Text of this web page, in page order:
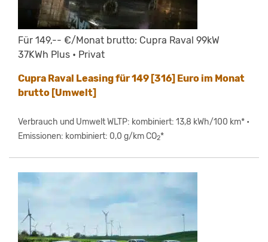
Für 149,-- €/Monat brutto: Cupra Raval 99kW
37KWh Plus • Privat
Cupra Raval Leasing für 149 [316] Euro im Monat
brutto [Umwelt]
Verbrauch und Umwelt WLTP: kombiniert: 13,8 kWh/100 km* •
Emissionen: kombiniert: 0,0 g/km CO2*